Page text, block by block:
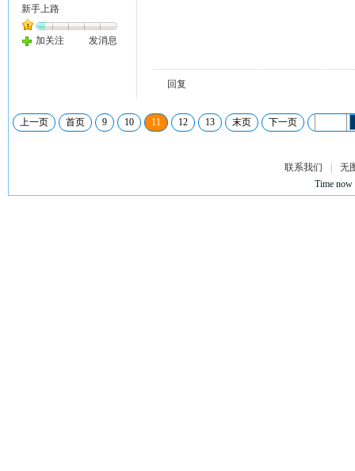
新手上路
加关注 发消息
回复
上一页 首页 9 10 11 12 13 末页 下一页
联系我们
无
Time now